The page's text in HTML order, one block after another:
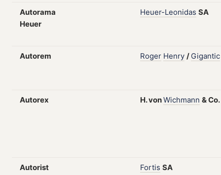
Autorama
Heuer
Heuer-Leonidas SA
Autorem Roger Henry / Gigantic
Autorex H.vonWichmann &Co.
Autorist Fortis SA